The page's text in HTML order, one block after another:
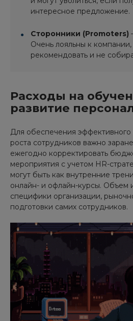
интересное предложение.
Сторонники (Promoters)
Очень лояльны к компании,
рекомендовать и не
Расходы на
развитие
Для обеспечения эффективного
роста сотрудников важно
ежегодно корректировать
мероприятия с учетом HR-
могут быть как внутренние
онлайн- и офлайн-курсы. Объем
специфики организации,
подготовки самих сотрудников.